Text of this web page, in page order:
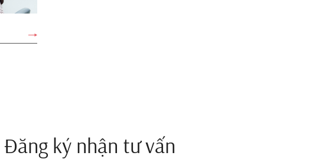
Đăng ký nhận tư vấn